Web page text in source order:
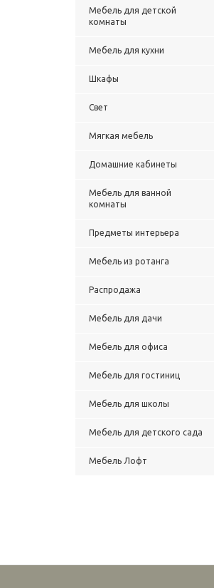
Мебель для детской
комнаты
Мебель для кухни
Шкафы
Свет
Мягкая мебель
Домашние кабинеты
Мебель для ванной
комнаты
Предметы интерьера
Мебель из ротанга
Распродажа
Мебель для дачи
Мебель для офиса
Мебель для гостиниц
Мебель для школы
Мебель для детского сада
Мебель Лофт